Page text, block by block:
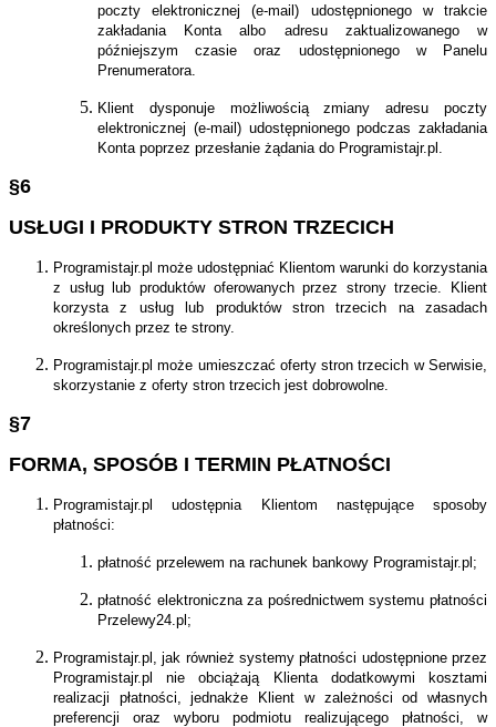
poczty elektronicznej (e-mail) udostępnionego w trakcie
zakładania Konta albo adresu zaktualizowanego w
późniejszym czasie oraz udostępnionego w Panelu
Prenumeratora.
Klient dysponuje możliwością zmiany adresu poczty
elektronicznej (e-mail) udostępnionego podczas zakładania
Konta poprzez przesłanie żądania do Programistajr.pl.
§6
USŁUGI I PRODUKTY STRON TRZECICH
Programistajr.pl może udostępniać Klientom warunki do korzystania
z usług lub produktów oferowanych przez strony trzecie. Klient
korzysta z usług lub produktów stron trzecich na zasadach
określonych przez te strony.
Programistajr.pl może umieszczać oferty stron trzecich w Serwisie,
skorzystanie z oferty stron trzecich jest dobrowolne.
§7
FORMA, SPOSÓB I TERMIN PŁATNOŚCI
Programistajr.pl udostępnia Klientom następujące sposoby
płatności:
płatność przelewem na rachunek bankowy Programistajr.pl;
płatność elektroniczna za pośrednictwem systemu płatności
Przelewy24.pl;
Programistajr.pl, jak również systemy płatności udostępnione przez
Programistajr.pl nie obciążają Klienta dodatkowymi kosztami
realizacji płatności, jednakże Klient w zależności od własnych
preferencji oraz wyboru podmiotu realizującego płatności, w